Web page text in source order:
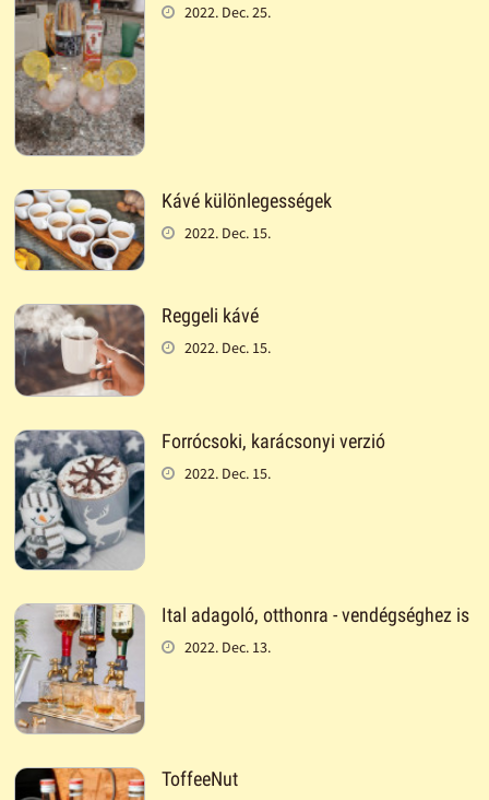
2022. Dec. 25.
Kávé különlegességek
2022. Dec. 15.
Reggeli kávé
2022. Dec. 15.
Forrócsoki, karácsonyi verzió
2022. Dec. 15.
Ital adagoló, otthonra - vendégséghez is
2022. Dec. 13.
ToffeeNut